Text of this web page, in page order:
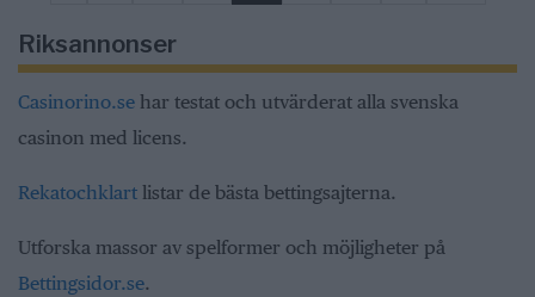
Riksannonser
Casinorino.se har testat och utvärderat alla svenska
casinon med licens.
Rekatochklart listar de bästa bettingsajterna.
Utforska massor av spelformer och möjligheter på
Bettingsidor.se.